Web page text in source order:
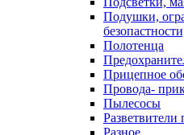
Подушки,
Полотенца
Прицепное
Провода-
Пылесосы
Разветвители
Разное